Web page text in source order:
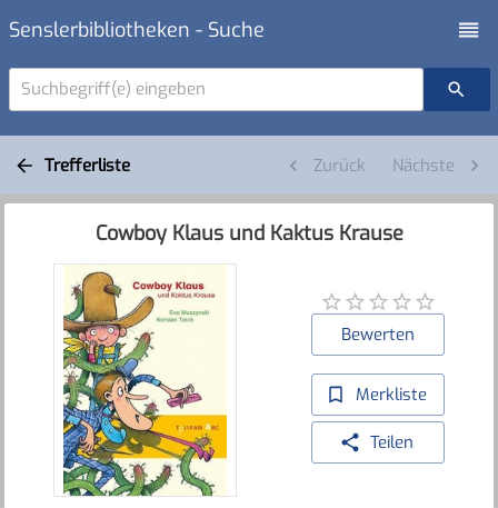
Senslerbibliotheken - Suche
Suchbegriff(e) eingeben
Trefferliste Zurück Nächste
Cowboy Klaus und Kaktus Krause
Bewerten
Merkliste
Teilen